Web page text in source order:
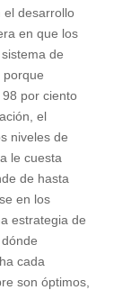
el desarrollo
en que los
de
porque
por ciento
el
niveles de
le cuesta
de hasta
en los
estrategia de
cada
son óptimos,